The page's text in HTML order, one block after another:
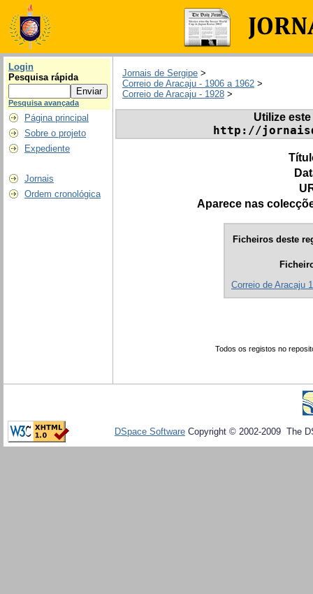
Login
Pesquisa rápida
Pesquisa avançada
Página principal
Sobre o projeto
Expediente
Jornais
Ordem cronológica
Jornais de Sergipe >
Correio de Aracaju - 1906 a 1962 >
Correio de Aracaju - 1928 >
Utilize
http://
Aparece nas
Ficheiros deste
Correio de Aracaju
Todos os registos no
DSpace Software Copyright © 2002-2009 The